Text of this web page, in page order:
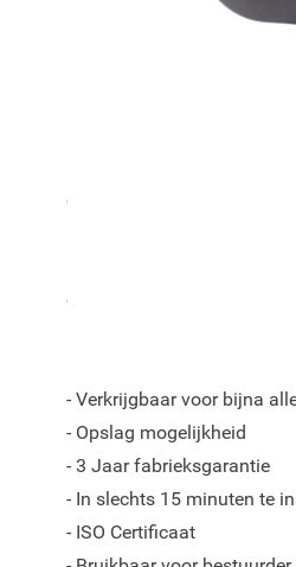
Beschrijving
Deze Armster S armsteun
De ArmSter™ S armsteun
opbergruimte als
ontwikkeld welke een
- Verkrijgbaar voor bijna
- Opslag mogelijkheid
- 3 Jaar fabrieksgarantie
- In slechts 15 minuten te
- ISO Certificaat